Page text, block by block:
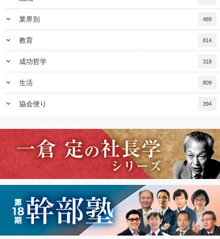
keyboard_arrow_down 業界別 489
keyboard_arrow_down 教育 814
keyboard_arrow_down 成功哲学 318
keyboard_arrow_down 生活 809
keyboard_arrow_down 協会便り 394